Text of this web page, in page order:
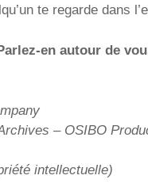
te regarde dans
en autour de
– OSIBO
intellectuelle)